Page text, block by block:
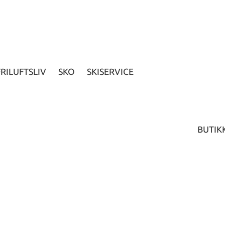
SKO SKISERVICE